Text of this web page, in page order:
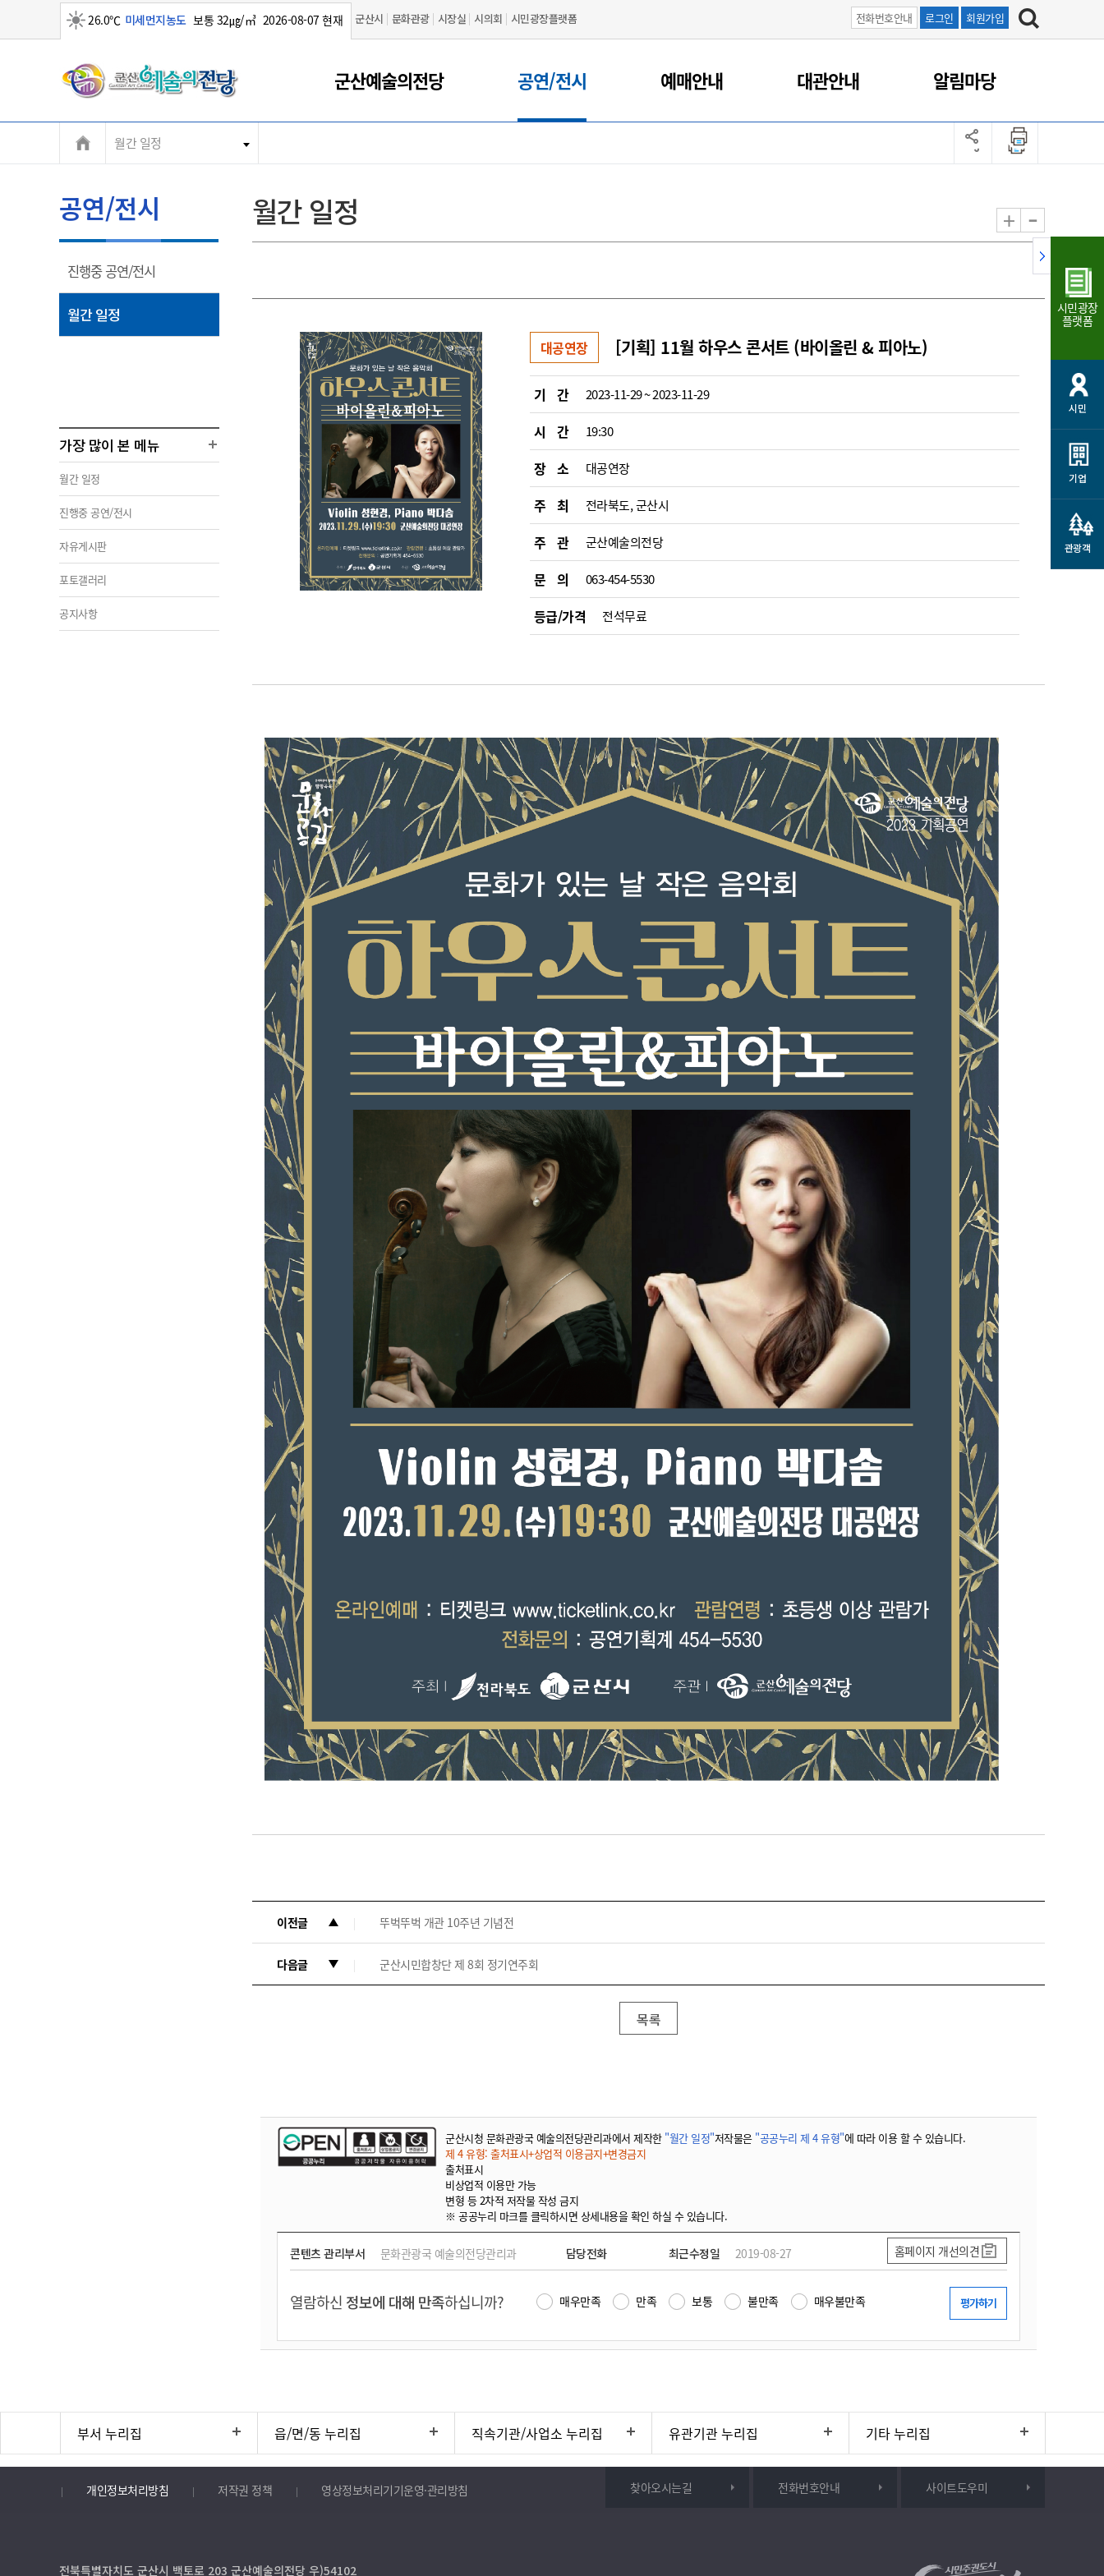
26.0℃ 미세먼지농도 보통 32㎍/㎥ 2026-08-07 현재 군산시 문화관광 시장실 시의회 시민광장플랫폼 전화번호안내 로그인 회원가입
군
산
시
군산예술의전당 공연/전시 예매안내 대관안내 알림마당
월간 일정
공연/전시
진행중 공연/전시
림
월간 일정
림
가장 많이 본 메뉴
월간 일정
진행중 공연/전시
자유게시판
포토갤러리
공지사항
월간 일정 + -
대공연장 [기획] 11월 하우스 콘서트 (바이올린 & 피아노)
기 간 2023-11-29 ~ 2023-11-29
시 간 19:30
장 소 대공연장
주 최 전라북도, 군산시
주 관 군산예술의전당
문 의 063-454-5530
등급/가격 전석무료
이전글 뚜벅뚜벅 개관 10주년 기념전
다음글 군산시민합창단 제 8회 정기연주회
목록
군산시청 문화관광국 예술의전당관리과에서 제작한 "월간 일정"저작물은 "공공누리 제 4 유형"에 따라 이용 할 수 있습니다.
제 4 유형: 출처표시+상업적 이용금지+변경금지
출처표시
비상업적 이용만 가능
변형 등 2차적 저작물 작성 금지
※ 공공누리 마크를 클릭하시면 상세내용을 확인 하실 수 있습니다.
콘텐츠 관리부서 문화관광국 예술의전당관리과 담당전화 최근수정일 2019-08-27 홈페이지 개선의견
열람하신 정보에 대해 만족하십니까? 매우만족 만족 보통 불만족 매우불만족
부서 누리집 읍/면/동 누리집 직속기관/사업소 누리집 유관기관 누리집 기타 누리집
개인정보처리방침 저작권 정책 영상정보처리기기운영·관리방침 찾아오시는길 전화번호안내 사이트도우미
전북특별자치도 군산시 백토로 203 군산예술의전당 우)54102
시민광장
플랫폼
시민
기업
관광객